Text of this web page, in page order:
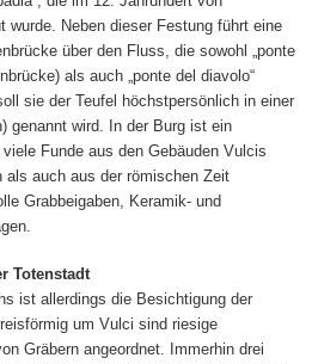
wurde. Neben dieser Festung führt eine
über den Fluss, die sowohl „ponte
als auch „ponte del diavolo“
sie der Teufel höchstpersönlich in einer
genannt wird. In der Burg ist ein
Funde aus den Gebäuden Vulcis
als auch aus der römischen Zeit
Grabbeigaben, Keramik- und
Totenstadt
ist allerdings die Besichtigung der
um Vulci sind riesige
Gräbern angeordnet. Immerhin drei